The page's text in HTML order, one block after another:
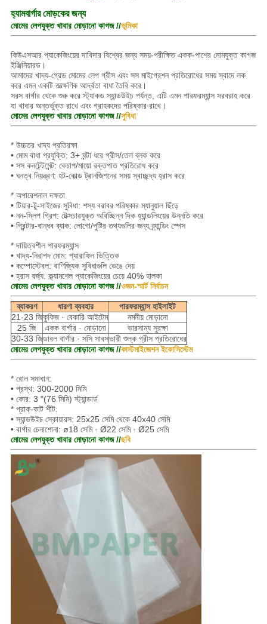
হ্যামবার্গার মোড়কের জন্য
মোমের লেপযুক্ত খাবার মোড়ানো কাগজ //ভূমিকা
কিউএসআর প্যাকেজিংয়ের দাবিদার বিশ্বের জন্য সময়-পরীক্ষিত একক-পাশের মোমযুক্ত কাগজ
ইঞ্জিনিয়ারড।
আমাদের খাদ্য-গ্রেড মোমের লেপ গ্রীস এবং সস মাইগ্রেশন প্রতিরোধের সময় স্বাদে লক
করে এমন একটি তাত্ক্ষণিক আর্দ্রতা বাধা তৈরি করে।
সরস বার্গার থেকে শুরু করে স্ট্যাকড স্যান্ডউইচ পর্যন্ত, এটি এমন পারফরম্যান্স সরবরাহ করে
যা খাবার অন্তর্ভুক্ত রাখে এবং গ্রাহকদের পরিষ্কার রাখে।
মোমের লেপযুক্ত খাবার মোড়ানো কাগজ //সুবিধা
* উচ্চতর খাদ্য প্রতিরক্ষা
• মোম বাধা প্রযুক্তি: 3+ ঘন্টা ধরে গ্রীস/তেল ব্লক করে
• সস কনটেন্টমেন্ট: কেচাপ/মায়ো রক্তপাত প্রতিরোধ করে
• ঘনত্ব নিয়ন্ত্রণ: হট-কোল্ড ট্রানজিশনের সময় স্বাচ্ছন্দ্য হ্রাস করে
* অপারেশনাল দক্ষতা
• টিয়ার-টু-সাইজের সুবিধা: শস্য বরাবর পরিষ্কার ম্যানুয়াল ছিঁড়ে
• নন-স্লিপ গ্রিপ: টেক্সচারযুক্ত অবিচ্ছিন্ন দিক হ্যান্ডলিংয়ের উন্নতি করে
• প্রিন্টার-বান্ধব ব্যাক: লোগো/পুষ্টির তথ্যগুলির জন্য ব্র্যান্ডিং স্পেস
* দায়িত্বশীল পারফরম্যান্স
• খাদ্য-নিরাপদ মোম: প্যারাফিন ভিত্তিক
• কম্পোস্টেবল: বাণিজ্যিক সুবিধাগুলি ভেঙে দেয়
• হ্রাস বর্জ্য: ক্ল্যামশেল প্যাকেজিংয়ের চেয়ে 40% হালকা
মোমের লেপযুক্ত খাবার মোড়ানো কাগজ //ওজন-স্মার্ট নির্বাচন
ব্যাকরণ ধারণা ব্যবহার
পারফরম্যান্স হাইলাইট
21-23 জিকুকিজ · বেকারি আইটেম
নমনীয় মোড়ানো
25 জি
একক বার্গার · মোড়ানো
ভারসাম্য সুরক্ষা
30-33 জিডাবল বার্গার · সসি সাবসভারী শুল্ক গ্রীস প্রতিরোধের
মোমের লেপযুক্ত খাবার মোড়ানো কাগজ //কাস্টমাইজেশন ইকোসিস্টেম
* রোল সমাধান:
• প্রস্থ: 300-2000 মিমি
• কোর: 3 "(76 মিমি) স্ট্যান্ডার্ড
* প্রাক-কাট শীট:
• স্যান্ডউইচ স্কোয়ারস: 25x25 সেমি থেকে 40x40 সেমি
• বার্গার চেনাশোনা: ø18 সেমি · Ø22 সেমি · Ø25 সেমি
মোমের লেপযুক্ত খাবার মোড়ানো কাগজ //ছবি